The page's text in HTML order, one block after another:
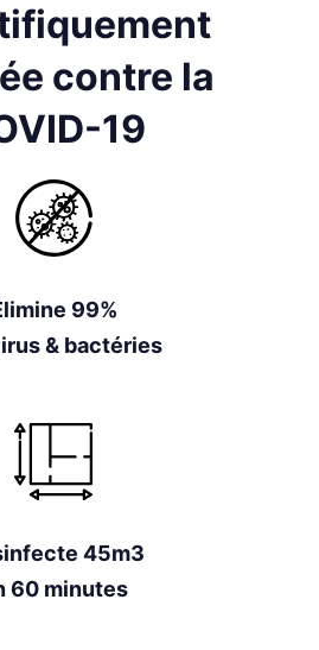
contre la
19
99%
& bactéries
45m3
60 minutes